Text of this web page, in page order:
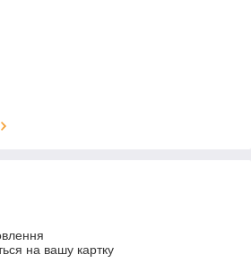
на вашу картку